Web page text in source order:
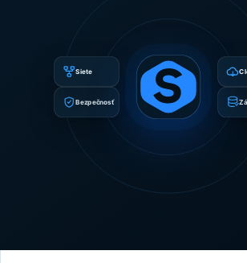
Bezpečnosť
Siete